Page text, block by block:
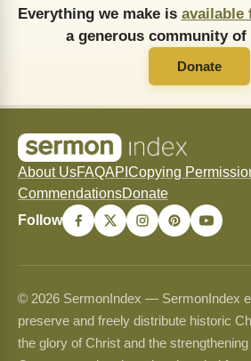
Everything we make is available
a generous community
Donate
About UsFAQAPI Copying
CommendationsDonate
Follow
© 2026 SermonIndex — SermonIndex
preserve and freely distribute historic
the glory of Christ and the